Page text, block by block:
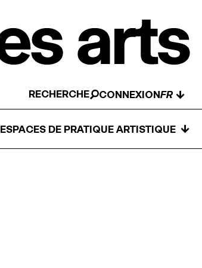
RECHERCHE CONNEXION ↓
ESPACES DE PRATIQUE ARTISTIQUE ↓